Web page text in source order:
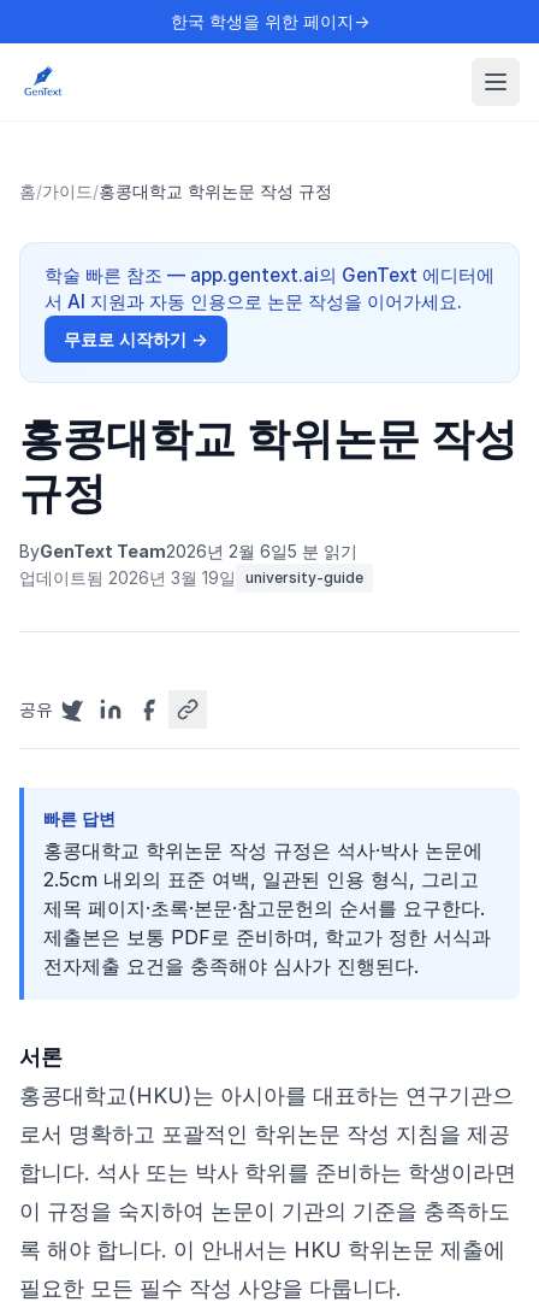
한국 학생을 위한 페이지→
홈/가이드/홍콩대학교 학위논문 작성 규정
학술 빠른 참조 — app.gentext.ai의 GenText 에디터에
서 AI 지원과 자동 인용으로 논문 작성을 이어가세요.
무료로 시작하기 →
홍콩대학교 학위논문 작성
규정
ByGenText Team2026년 2월 6일5 분 읽기
업데이트됨 2026년 3월 19일
university-guide
공유
빠른 답변
홍콩대학교 학위논문 작성 규정은 석사·박사 논문에
2.5cm 내외의 표준 여백, 일관된 인용 형식, 그리고
제목 페이지·초록·본문·참고문헌의 순서를 요구한다.
제출본은 보통 PDF로 준비하며, 학교가 정한 서식과
전자제출 요건을 충족해야 심사가 진행된다.
서론
홍콩대학교(HKU)는 아시아를 대표하는 연구기관으
로서 명확하고 포괄적인 학위논문 작성 지침을 제공
합니다. 석사 또는 박사 학위를 준비하는 학생이라면
이 규정을 숙지하여 논문이 기관의 기준을 충족하도
록 해야 합니다. 이 안내서는 HKU 학위논문 제출에
필요한 모든 필수 작성 사양을 다룹니다.